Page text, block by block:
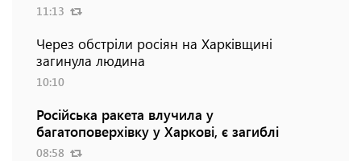
11:13
Через обстріли росіян на Харківщині
загинула людина
10:10
Російська ракета влучила у
багатоповерхівку у Харкові, є загиблі
08:58